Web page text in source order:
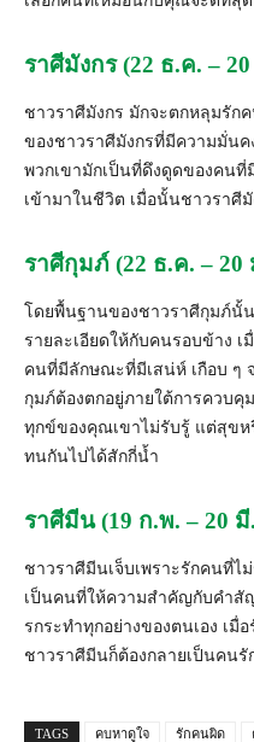
ราศีมังกร (22 ธ.ค. –
ชาวราศีมังกร มักจะตกหลุมรั
ของชาวราศีมังกรที่มีความมั่น
พวกเขามักเป็นที่ดึงดูดของคน
เข้ามาในชีวิต เมื่อนั้นชาวราศี
ราศีกุมภ์ (22 ธ.ค. – 20
โดยพื้นฐานของชาวราศีกุมภ์นั้
รายละเอียดให้กับคนรอบข้าง เ
คนที่มีลักษณะที่มีเสน่ห์ เกือบ ๆ
กุมภ์ต้องตกอยู่ภายใต้การควบคุ
ทุกข์ของคุณเขาไม่รับรู้ แต่สุข
ทนกันไปได้สักกี่น้ำ
ราศีมีน (19 ก.พ. – 20
ชาวราศีมีนเจ็บเพราะรักคนที่ไม่
เป็นคนที่ให้ความสำคัญกับคำสั
รกระทำทุกอย่างของตนเอง เ
ชาวราศีมีนก็ต้องกลายเป็นคนรั
TAGS คบหาดูใจ รักคนผิด